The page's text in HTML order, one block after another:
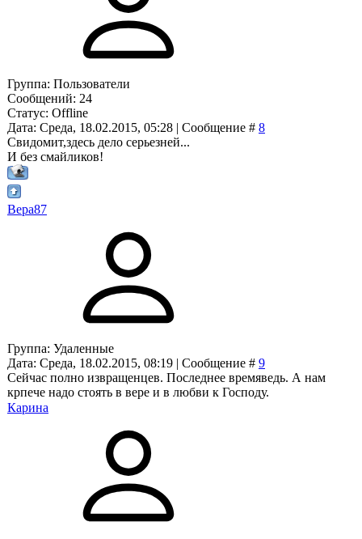
Группа: Пользователи
Сообщений: 24
Статус: Offline
Дата: Среда, 18.02.2015, 05:28 | Сообщение # 8
Свидомит,здесь дело серьезней...
И без смайликов!
Вера87
Группа: Удаленные
Дата: Среда, 18.02.2015, 08:19 | Сообщение # 9
Сейчас полно извращенцев. Последнее времяведь. А нам
крпече надо стоять в вере и в любви к Господу.
Карина